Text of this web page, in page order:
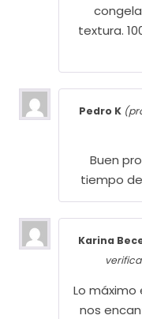
textura.
Pedro K
Buen
tiempo
Karina
Lo
nos